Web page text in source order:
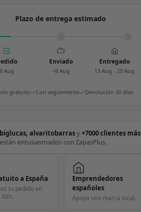
Plazo de entrega estimado
Aug
Enviado
~8 Aug
Entregado
13 Aug - 20 Aug
gratuito Con seguimiento Devolución 30 días
biglucas, alvaritobarrasy+7000 clientes más
están entusiasmados con ZapasPlus.
a España
tu pedido en
Emprendedores
españoles
Apoya una marca local.